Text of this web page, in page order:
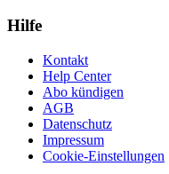
Hilfe
Kontakt
Help Center
Abo kündigen
AGB
Datenschutz
Impressum
Cookie-Einstellungen